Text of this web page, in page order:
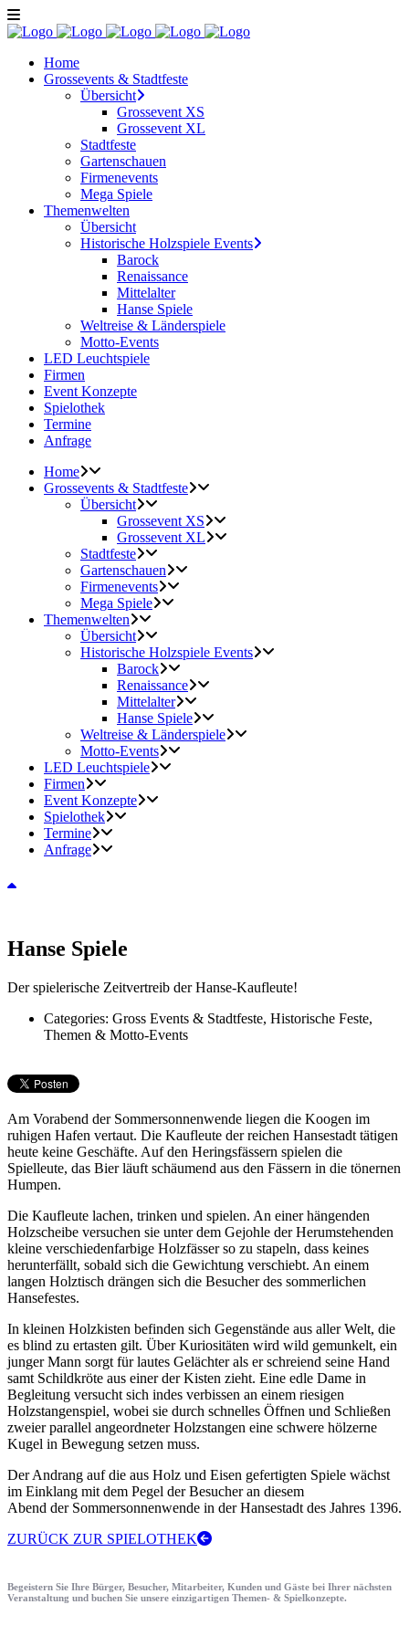
Home
Grossevents & Stadtfeste
Übersicht
Grossevent XS
Grossevent XL
Stadtfeste
Gartenschauen
Firmenevents
Mega Spiele
Themenwelten
Übersicht
Historische Holzspiele Events
Barock
Renaissance
Mittelalter
Hanse Spiele
Weltreise & Länderspiele
Motto-Events
LED Leuchtspiele
Firmen
Event Konzepte
Spielothek
Termine
Anfrage
Home
Grossevents & Stadtfeste
Übersicht
Grossevent XS
Grossevent XL
Stadtfeste
Gartenschauen
Firmenevents
Mega Spiele
Themenwelten
Übersicht
Historische Holzspiele Events
Barock
Renaissance
Mittelalter
Hanse Spiele
Weltreise & Länderspiele
Motto-Events
LED Leuchtspiele
Firmen
Event Konzepte
Spielothek
Termine
Anfrage
Hanse Spiele
Der spielerische Zeitvertreib der Hanse-Kaufleute!
Categories: Gross Events & Stadtfeste, Historische Feste,
Themen & Motto-Events
Am Vorabend der Sommersonnenwende liegen die Koogen im
ruhigen Hafen vertaut. Die Kaufleute der reichen Hansestadt tätigen
heute keine Geschäfte. Auf den Heringsfässern spielen die
Spielleute, das Bier läuft schäumend aus den Fässern in die tönernen
Humpen.
Die Kaufleute lachen, trinken und spielen. An einer hängenden
Holzscheibe versuchen sie unter dem Gejohle der Herumstehenden
kleine verschiedenfarbige Holzfässer so zu stapeln, dass keines
herunterfällt, sobald sich die Gewichtung verschiebt. An einem
langen Holztisch drängen sich die Besucher des sommerlichen
Hansefestes.
In kleinen Holzkisten befinden sich Gegenstände aus aller Welt, die
es blind zu ertasten gilt. Über Kuriositäten wird wild gemunkelt, ein
junger Mann sorgt für lautes Gelächter als er schreiend seine Hand
samt Schildkröte aus einer der Kisten zieht. Eine edle Dame in
Begleitung versucht sich indes verbissen an einem riesigen
Holzstangenspiel, wobei sie durch schnelles Öffnen und Schließen
zweier parallel angeordneter Holzstangen eine schwere hölzerne
Kugel in Bewegung setzen muss.
Der Andrang auf die aus Holz und Eisen gefertigten Spiele wächst
im Einklang mit dem Pegel der Besucher an diesem
Abend der Sommersonnenwende in der Hansestadt des Jahres 1396.
ZURÜCK ZUR SPIELOTHEK
Begeistern Sie Ihre Bürger, Besucher, Mitarbeiter, Kunden und Gäste bei Ihrer nächsten
Veranstaltung und buchen Sie unsere einzigartigen Themen- & Spielkonzepte.